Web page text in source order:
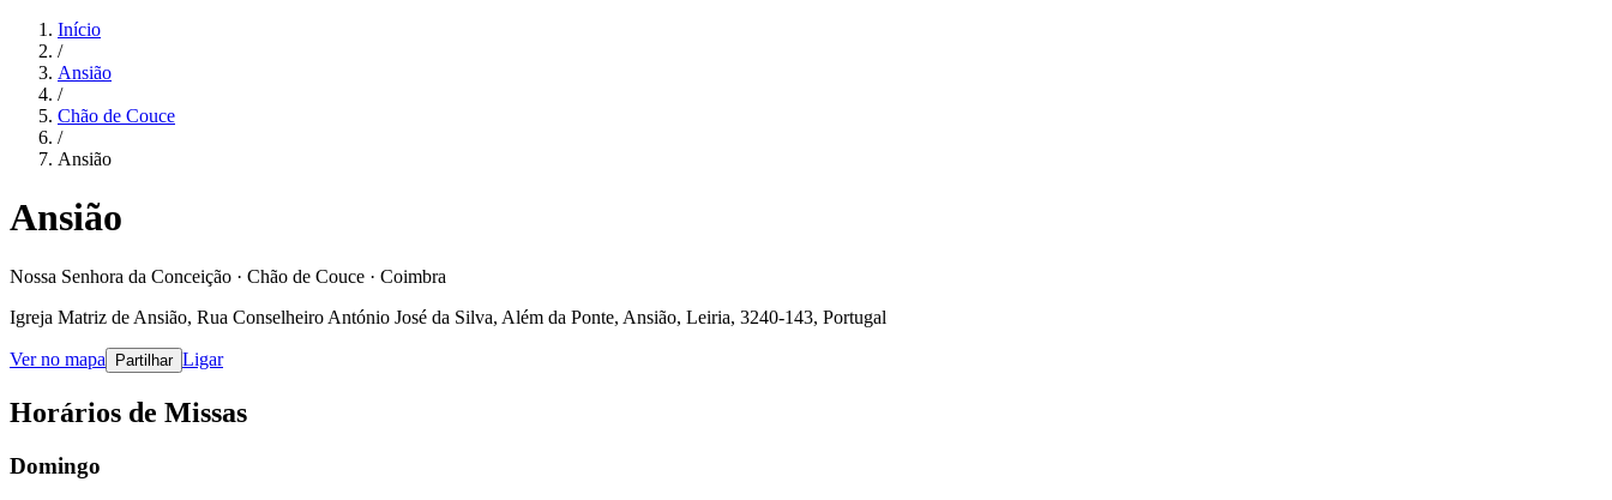
Início
/
Ansião
/
Chão de Couce
/
Ansião
Ansião
Nossa Senhora da Conceição · Chão de Couce · Coimbra
Igreja Matriz de Ansião, Rua Conselheiro António José da Silva, Além da Ponte, Ansião, Leiria, 3240-143, Portugal
Ver no mapa Partilhar Ligar
Horários de Missas
Domingo